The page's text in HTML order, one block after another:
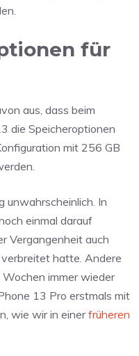
für
aus, dass beim
die Speicheroptionen
mit 256 GB
unwahrscheinlich. In
einmal darauf
Vergangenheit auch
hatte. Andere
immer wieder
13 Pro erstmals mit
wie wir in einerfrüheren